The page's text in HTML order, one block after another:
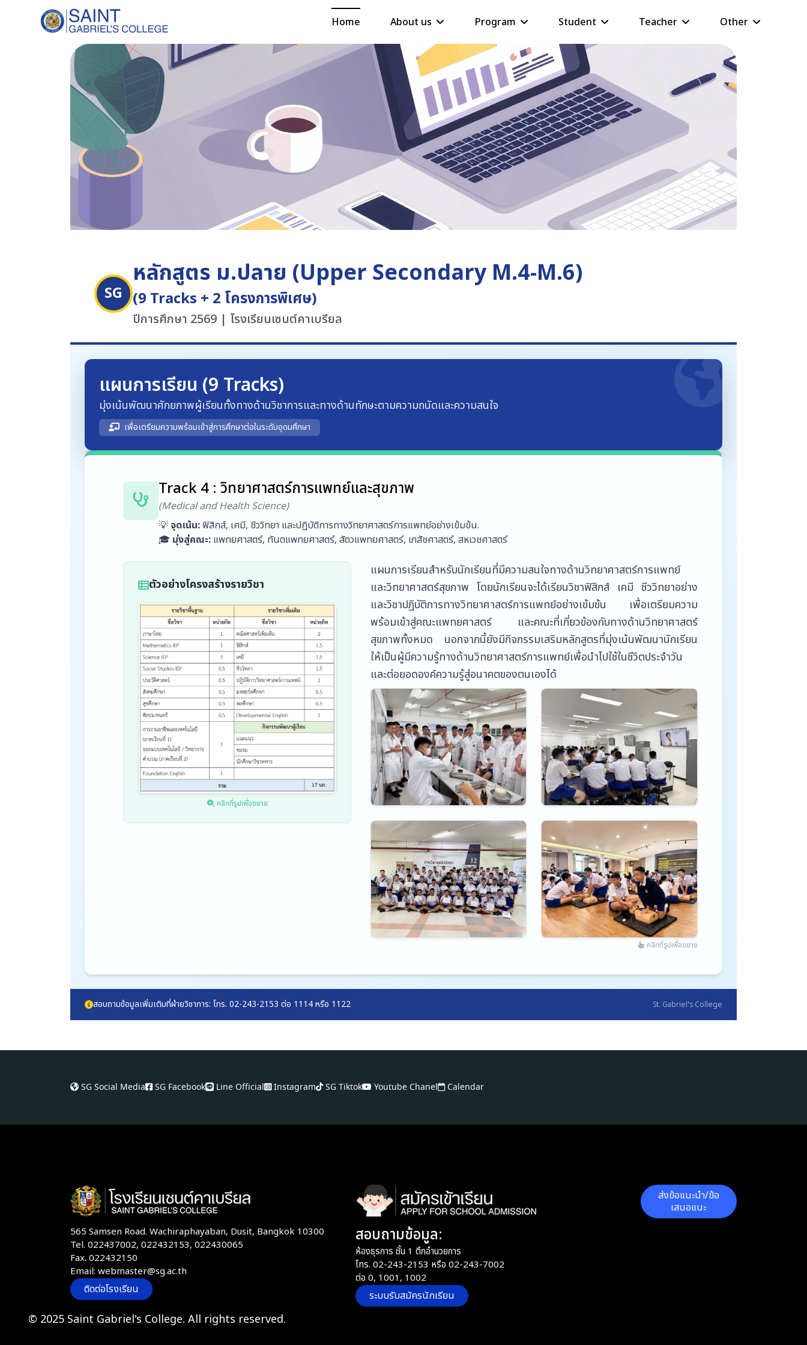
Home About us Program Student Teacher Other
SG
หลักสูตร ม.ปลาย (Upper Secondary M.4-M.6)
(9 Tracks + 2 โครงการพิเศษ)
ปีการศึกษา 2569 | โรงเรียนเซนต์คาเบรียล
แผนการเรียน (9 Tracks)
มุ่งเน้นพัฒนาศักยภาพผู้เรียนทั้งทางด้านวิชาการและทางด้านทักษะตามความถนัดและความสนใจ
เพื่อเตรียมความพร้อมเข้าสู่การศึกษาต่อในระดับอุดมศึกษา
Track 4 : วิทยาศาสตร์การแพทย์และสุขภาพ
(Medical and Health Science)
💡 จุดเน้น:ฟิสิกส์, เคมี, ชีววิทยา และปฏิบัติการทางวิทยาศาสตร์การแพทย์อย่างเข้มข้น.
🎓 มุ่งสู่คณะ: แพทยศาสตร์, ทันตแพทยศาสตร์, สัตวแพทยศาสตร์, เภสัชศาสตร์, สหเวชศาสตร์
ตัวอย่างโครงสร้างรายวิชา
คลิกที่รูปเพื่อขยาย
แผนการเรียนสำหรับนักเรียนที่มีความสนใจทางด้านวิทยาศาสตร์การแพทย์
และวิทยาศาสตร์สุขภาพ โดยนักเรียนจะได้เรียนวิชาฟิสิกส์ เคมี ชีววิทยาอย่าง
และวิชาปฏิบัติการทางวิทยาศาสตร์การแพทย์อย่างเข้มข้น เพื่อเตรียมความ
พร้อมเข้าสู่คณะแพทยศาสตร์ และคณะที่เกี่ยวข้องกับทางด้านวิทยาศาสตร์
สุขภาพทั้งหมด นอกจากนี้ยังมีกิจกรรมเสริมหลักสูตรที่มุ่งเน้นพัฒนานักเรียน
ให้เป็นผู้มีความรู้ทางด้านวิทยาศาสตร์การแพทย์เพื่อนำไปใช้ในชีวิตประจำวัน
และต่อยอดองค์ความรู้สู่อนาคตของตนเองได้
คลิกที่รูปเพื่อขยาย
สอบถามข้อมูลเพิ่มเติมที่ฝ่ายวิชาการ: โทร. 02-243-2153 ต่อ 1114 หรือ 1122 St. Gabriel's College
SG Social Media SG Facebook Line Official Instagram SG Tiktok Youtube Chanel Calendar
565 Samsen Road. Wachiraphayaban, Dusit, Bangkok 10300
Tel. 022437002, 022432153, 022430065
Fax. 022432150
Email: webmaster@sg.ac.th
ติดต่อโรงเรียน
สอบถามข้อมูล:
ห้องธุรการ ชั้น 1 ตึกอำนวยการ
โทร. 02-243-2153 หรือ 02-243-7002
ต่อ 0, 1001, 1002
ระบบรับสมัครนักเรียน
ส่งข้อแนะนำ/ข้อ
เสนอแนะ
© 2025 Saint Gabriel's College. All rights reserved.